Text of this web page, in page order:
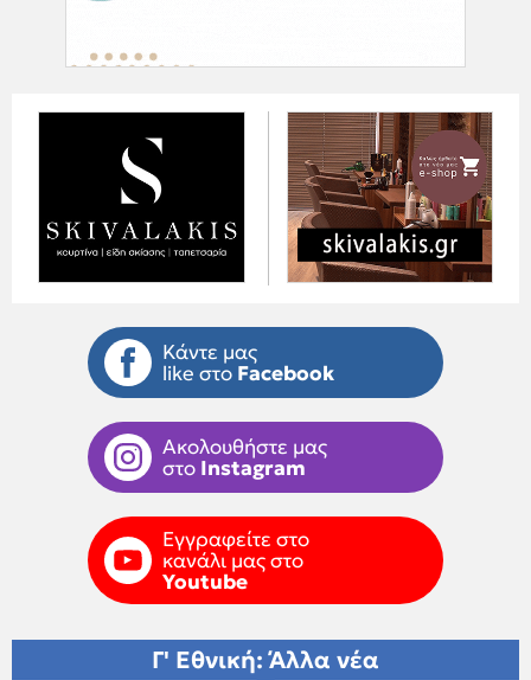
Κάντε μας
like στο Facebook
Ακολουθήστε μας
στο Instagram
Εγγραφείτε στο
κανάλι μας στο
Youtube
Γ' Εθνική: Άλλα νέα